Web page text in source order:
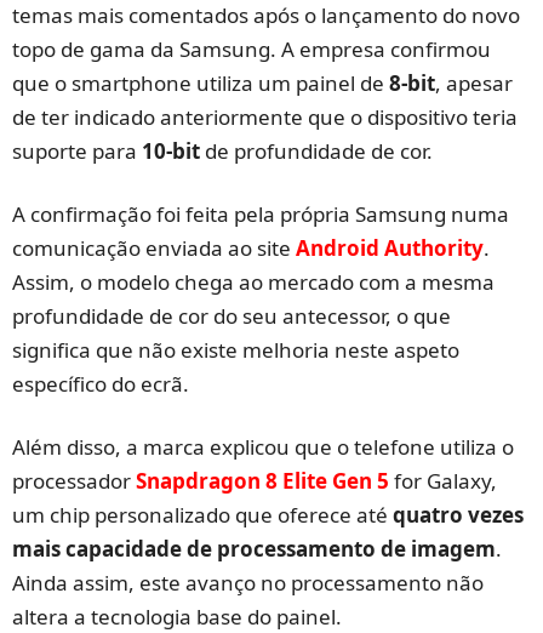
temas mais comentados após o lançamento do novo
topo de gama da Samsung. A empresa confirmou
que o smartphone utiliza um painel de 8-bit, apesar
de ter indicado anteriormente que o dispositivo teria
suporte para 10-bit de profundidade de cor.
A confirmação foi feita pela própria Samsung numa
comunicação enviada ao site Android Authority.
Assim, o modelo chega ao mercado com a mesma
profundidade de cor do seu antecessor, o que
significa que não existe melhoria neste aspeto
específico do ecrã.
Além disso, a marca explicou que o telefone utiliza o
processadorSnapdragon 8 Elite Gen 5 for Galaxy,
um chip personalizado que oferece até quatro vezes
mais capacidade de processamento de imagem.
Ainda assim, este avanço no processamento não
altera a tecnologia base do painel.